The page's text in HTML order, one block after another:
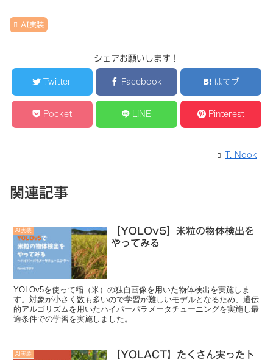
AI実装
シェアお願いします！
Twitter Facebook はてブ
Pocket LINE Pinterest
T. Nook
関連記事
AI実装
【YOLOv5】米粒の物体検出を
やってみる
YOLOv5を使って稲（米）の独自画像を用いた物体検出を実施しま
す。対象が小さく数も多いので学習が難しいモデルとなるため、遺伝
的アルゴリズムを用いたハイパーパラメータチューニングを実施し最
適条件での学習を実施しました。
AI実装
【YOLACT】たくさん実ったト